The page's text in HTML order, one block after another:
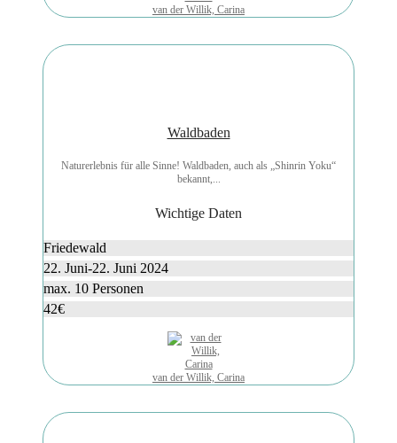
van der Willik, Carina
Waldbaden
Naturerlebnis für alle Sinne! Waldbaden, auch als „Shinrin Yoku“
bekannt,...
Wichtige Daten
Friedewald
22. Juni-22. Juni 2024
max. 10 Personen
42€
van der Willik, Carina